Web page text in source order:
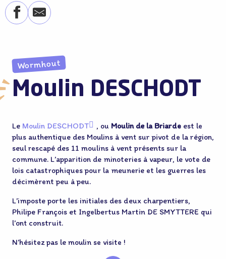
Wormhout
Moulin DESCHODT
Le Moulin DESCHODT , ou Moulin de la Briarde est le
plus authentique des Moulins à vent sur pivot de la région,
seul rescapé des 11 moulins à vent présents sur la
commune. L’apparition de minoteries à vapeur, le vote de
lois catastrophiques pour la meunerie et les guerres les
décimèrent peu à peu.
L’imposte porte les initiales des deux charpentiers,
Philipe François et Ingelbertus Martin DE SMYTTERE qui
l’ont construit.
N’hésitez pas le moulin se visite !
Association Régionale des Amis des
Moulins
mètres